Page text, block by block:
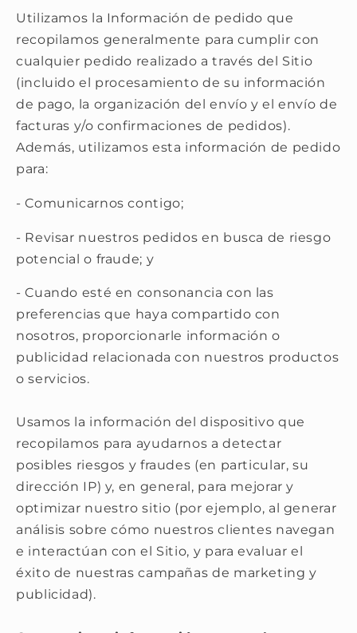
Utilizamos la Información de pedido que
recopilamos generalmente para cumplir con
cualquier pedido realizado a través del Sitio
(incluido el procesamiento de su información
de pago, la organización del envío y el envío de
facturas y/o confirmaciones de pedidos).
Además, utilizamos esta información de pedido
para:
- Comunicarnos contigo;
- Revisar nuestros pedidos en busca de riesgo
potencial o fraude; y
- Cuando esté en consonancia con las
preferencias que haya compartido con
nosotros, proporcionarle información o
publicidad relacionada con nuestros productos
o servicios.
Usamos la información del dispositivo que
recopilamos para ayudarnos a detectar
posibles riesgos y fraudes (en particular, su
dirección IP) y, en general, para mejorar y
optimizar nuestro sitio (por ejemplo, al generar
análisis sobre cómo nuestros clientes navegan
e interactúan con el Sitio, y para evaluar el
éxito de nuestras campañas de marketing y
publicidad).